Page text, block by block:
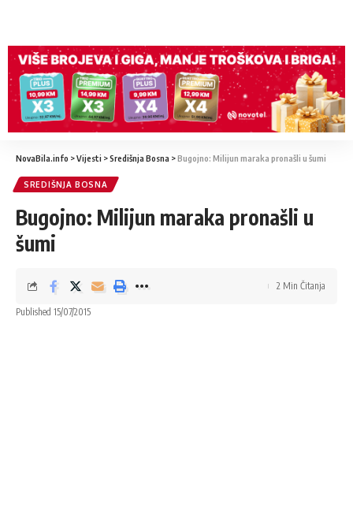
NovaBila.info >Vijesti >Središnja Bosna >Bugojno: Milijun maraka pronašli u šumi
SREDIŠNJA BOSNA
Bugojno: Milijun maraka pronašli u
šumi
Published 15/07/2015
2 Min Čitanja